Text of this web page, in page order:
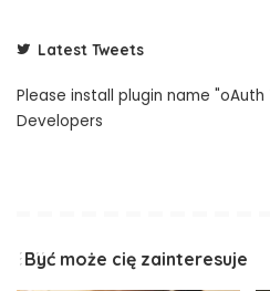
Latest Tweets
Please install plugin name
Developers
Być może cię zainteresuje